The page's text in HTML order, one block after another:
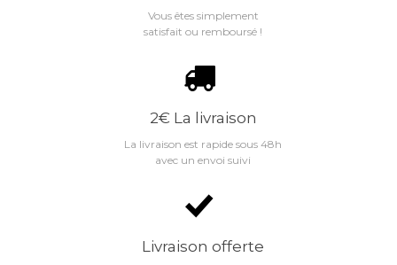
Vous êtes simplement
satisfait ou remboursé !
2€ La livraison
La livraison est rapide sous 48h
avec un envoi suivi
Livraison offerte